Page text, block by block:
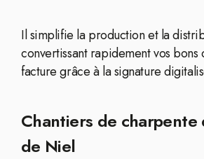
Il simplifie la production et la
convertissant rapidement vos
facture grâce à la signature
Chantiers de charpente
de Niel